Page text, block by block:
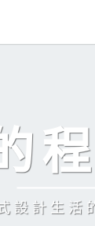
設計生活